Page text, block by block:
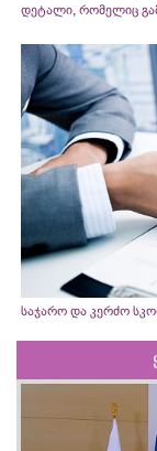
დეტალი, რომელიც
საჯარო და კერძო